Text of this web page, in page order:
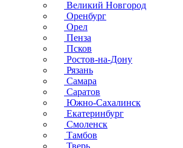
Великий Новгород
Оренбург
Орел
Пенза
Псков
Ростов-на-Дону
Рязань
Самара
Саратов
Южно-Сахалинск
Екатеринбург
Смоленск
Тамбов
Тверь